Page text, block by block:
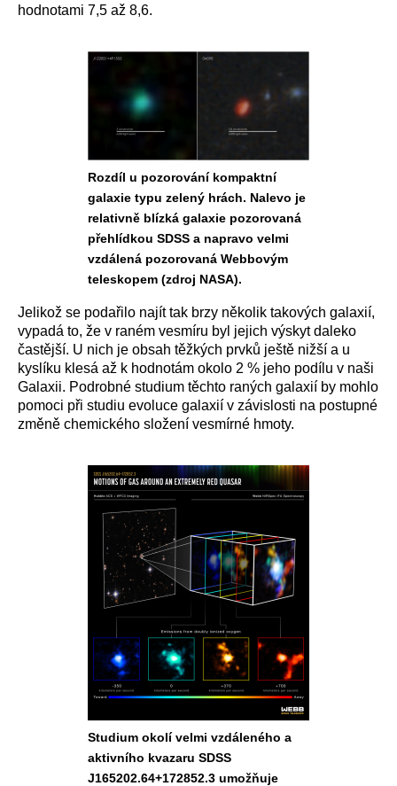
hodnotami 7,5 až 8,6.
Rozdíl u pozorování kompaktní
galaxie typu zelený hrách. Nalevo je
relativně blízká galaxie pozorovaná
přehlídkou SDSS a napravo velmi
vzdálená pozorovaná Webbovým
teleskopem (zdroj NASA).
Jelikož se podařilo najít tak brzy několik takových galaxií,
vypadá to, že v raném vesmíru byl jejich výskyt daleko
častější. U nich je obsah těžkých prvků ještě nižší a u
kyslíku klesá až k hodnotám okolo 2 % jeho podílu v naši
Galaxii. Podrobné studium těchto raných galaxií by mohlo
pomoci při studiu evoluce galaxií v závislosti na postupné
změně chemického složení vesmírné hmoty.
Studium okolí velmi vzdáleného a
aktivního kvazaru SDSS
J165202.64+172852.3 umožňuje